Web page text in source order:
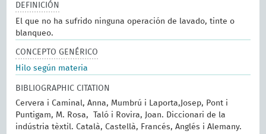
DEFINICIÓN
El que no ha sufrido ninguna operación de lavado, tinte o
blanqueo.
CONCEPTO GENÉRICO
Hilo según materia
BIBLIOGRAPHIC CITATION
Cervera i Caminal, Anna, Mumbrú i Laporta,Josep, Pont i
Puntigam, M. Rosa, Taló i Rovira, Joan. Diccionari de la
indústria tèxtil. Català, Castellà, Francés, Anglés i Alemany.